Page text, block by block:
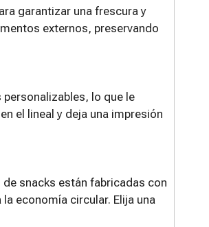
garantizar una frescura y
externos, preservando
lo que le
el lineal y deja una impresión
snacks están fabricadas con
economía circular. Elija una